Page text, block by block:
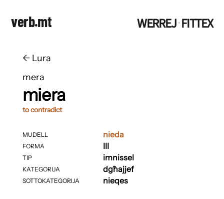
verb.mt WERREJ·FITTEX
← ​​Lura
mera
miera
to contradict
MUDELL
FORMA
TIP
KATEGORIJA
SOTTOKATEGORIJA
nieda
III
imnissel
dgħajjef
nieqes